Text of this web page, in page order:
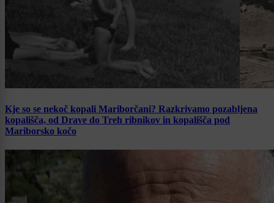
Kje so se nekoč kopali Mariborčani? Razkrivamo pozabljena
kopališča, od Drave do Treh ribnikov in kopališča pod
Mariborsko kočo